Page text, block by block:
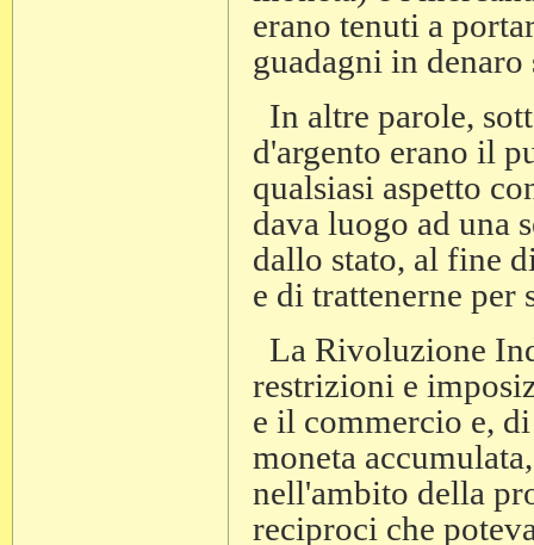
erano tenuti a
guadagni in
In altre parole,
d'argento erano il
qualsiasi aspetto
dava luogo ad una
dallo stato, al fine
e di trattenerne per
La Rivoluzione
restrizioni e
e il commercio e,
moneta
nell'ambito della
reciproci che